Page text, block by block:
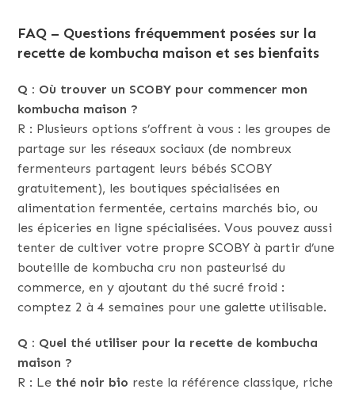
FAQ – Questions fréquemment posées sur la
recette de kombucha maison et ses bienfaits
Q : Où trouver un SCOBY pour commencer mon
kombucha maison ?
R : Plusieurs options s’offrent à vous : les groupes de
partage sur les réseaux sociaux (de nombreux
fermenteurs partagent leurs bébés SCOBY
gratuitement), les boutiques spécialisées en
alimentation fermentée, certains marchés bio, ou
les épiceries en ligne spécialisées. Vous pouvez aussi
tenter de cultiver votre propre SCOBY à partir d’une
bouteille de kombucha cru non pasteurisé du
commerce, en y ajoutant du thé sucré froid :
comptez 2 à 4 semaines pour une galette utilisable.
Q : Quel thé utiliser pour la recette de kombucha
maison ?
R : Le thé noir bio reste la référence classique, riche